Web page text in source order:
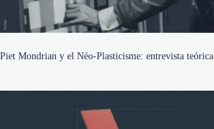
Piet Mondrian y el Néo-Plasticisme: entrevista teórica